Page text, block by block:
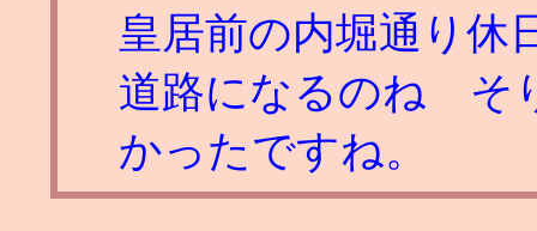
皇居前の内堀通り休
道路になるのね そ
かったですね。